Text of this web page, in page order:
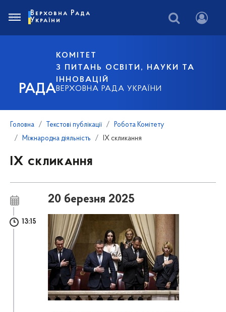
РАДА
КОМІТЕТ
З ПИТАНЬ ОСВІТИ, НАУКИ ТА
ІННОВАЦІЙ
ВЕРХОВНА РАДА УКРАЇНИ
Верховна Рада
України
Головна Текстові публікації
Робота Комітету
Міжнародна діяльність
IX скликання
IX скликання
20 березня 2025
13:15